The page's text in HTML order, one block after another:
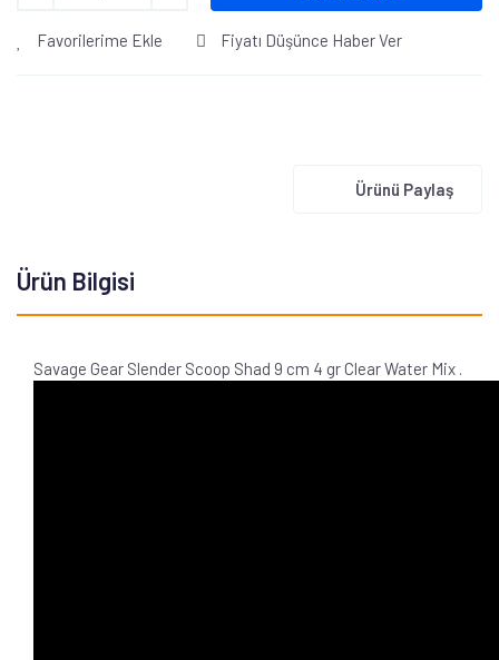
Favorilerime Ekle Fiyatı Düşünce Haber Ver
Ürünü Paylaş
Ürün Bilgisi
Savage Gear Slender Scoop Shad 9 cm 4 gr Clear Water Mix .